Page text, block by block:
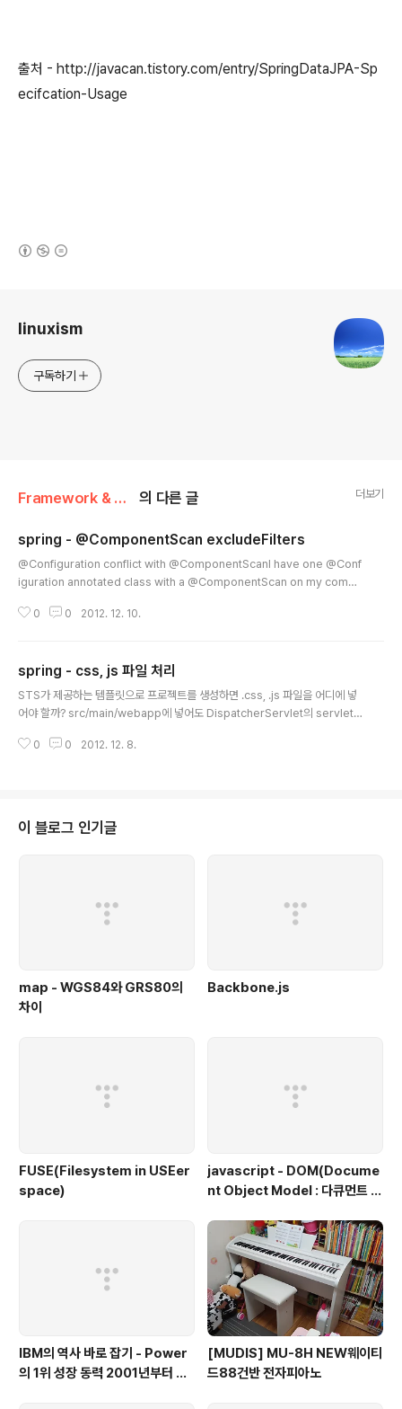
출처 - http://javacan.tistory.com/entry/SpringDataJPA-Sp
ecifcation-Usage
linuxism
구독하기
Framework & Platform/Spring 의 다른 글 더보기
spring - @ComponentScan excludeFilters
@Configuration conflict with @ComponentScanI have one @Conf
iguration annotated class with a @ComponentScan on my compl
plicationContext, I get an error message: org.springframework.c
ect.config.ApplicationC..
0 0 2012. 12. 10.
spring - css, js 파일 처리
STS가 제공하는 템플릿으로 프로젝트를 생성하면 .css, .js 파일을 어디에 넣
어야 할까? src/main/webapp에 넣어도 DispatcherServlet의 servlet-
t/servet-context.xml 파일 내 다음 설정을 확인할 수 있다. 설정에서 보는
ntent 출처 - http://devday..
0 0 2012. 12. 8.
이 블로그 인기글
map - WGS84와 GRS80의
차이
Backbone.js
FUSE(Filesystem in USEer
space)
javascript - DOM(Docume
nt Object Model : 다큐먼트 객
IBM의 역사 바로 잡기 - Power
의 1위 성장 동력 2001년부터 가
[MUDIS] MU-8H NEW웨이티
드88건반 전자피아노